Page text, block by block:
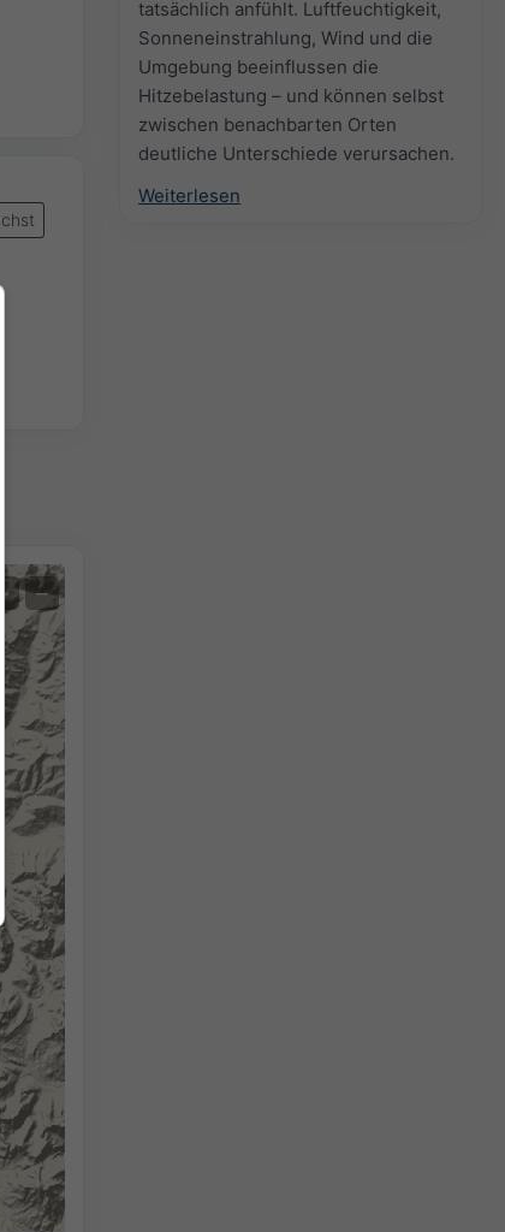
tatsächlich anfühlt. Luftfeuchtigkeit,
Sonneneinstrahlung, Wind und die
Umgebung beeinflussen die
Hitzebelastung – und können selbst
zwischen benachbarten Orten
deutliche Unterschiede verursachen.
Weiterlesen
+ −